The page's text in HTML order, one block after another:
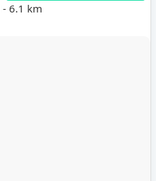
- 6.1 km